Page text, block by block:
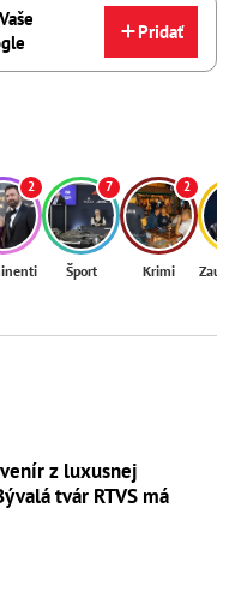
Pridať
2 7
Šport
2
Krimi
z luxusnej
tvár RTVS má